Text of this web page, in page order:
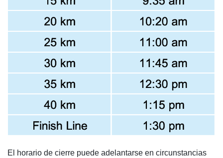
El horario de cierre puede adelantarse en circunstancias